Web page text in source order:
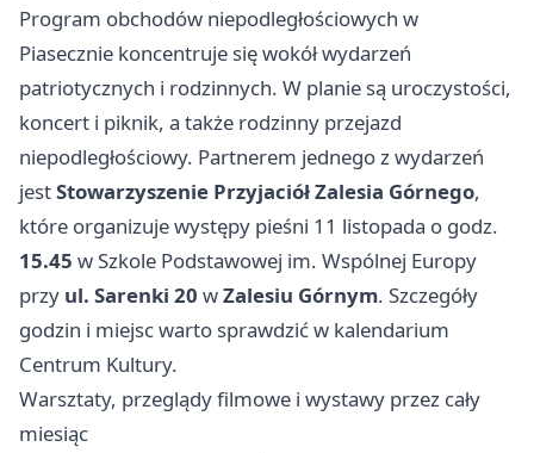
Program obchodów niepodległościowych w
Piasecznie koncentruje się wokół wydarzeń
patriotycznych i rodzinnych. W planie są uroczystości,
koncert i piknik, a także rodzinny przejazd
niepodległościowy. Partnerem jednego z wydarzeń
jestStowarzyszenie Przyjaciół Zalesia Górnego,
które organizuje występy pieśni 11 listopada o godz.
15.45 w Szkole Podstawowej im. Wspólnej Europy
przy ul. Sarenki 20 wZalesiu Górnym. Szczegóły
godzin i miejsc warto sprawdzić w kalendarium
Centrum Kultury.
Warsztaty, przeglądy filmowe i wystawy przez cały
miesiąc